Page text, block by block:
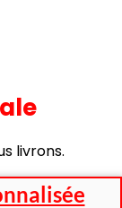
livrons.